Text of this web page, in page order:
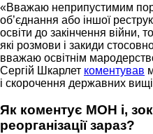
«Вважаю неприпустимим
об’єднання або іншої
освіти до закінчення
які розмови і закиди
вважаю освітнім
Сергій Шкарлет коментував
і скорочення державних
Як коментує МОН і,
реорганізації зараз?